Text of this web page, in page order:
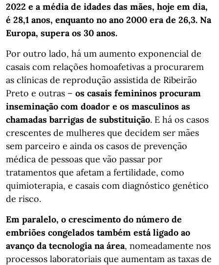
2022 e a média de idades das mães, hoje em dia,
é 28,1 anos, enquanto no ano 2000 era de 26,3. Na
Europa, supera os 30 anos.
Por outro lado, há um aumento exponencial de
casais com relações homoafetivas a procurarem
as clínicas de reprodução assistida de Ribeirão
Preto e outras – os casais femininos procuram
inseminação com doador e os masculinos as
chamadas barrigas de substituição. E há os casos
crescentes de mulheres que decidem ser mães
sem parceiro e ainda os casos de prevenção
médica de pessoas que vão passar por
tratamentos que afetam a fertilidade, como
quimioterapia, e casais com diagnóstico genético
de risco.
Em paralelo, o crescimento do número de
embriões congelados também está ligado ao
avanço da tecnologia na área, nomeadamente nos
processos laboratoriais que aumentam as taxas de